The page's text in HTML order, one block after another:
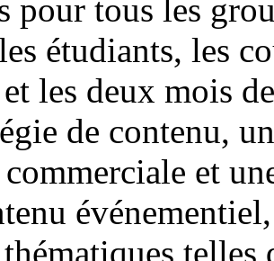
pour tous les
étudiants, les
les deux mois
de contenu,
et
telles